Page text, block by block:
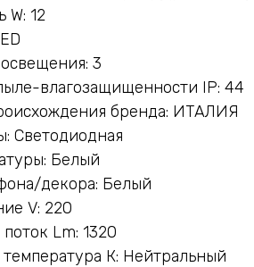
12
3
влагозащищенности IP: 44
бренда: ИТАЛИЯ
Светодиодная
Белый
декора: Белый
V: 220
Lm: 1320
температура К: Нейтральный